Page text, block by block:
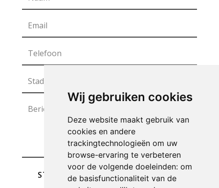
Wij gebruiken cookies
Deze website maakt gebruik van
cookies en andere
trackingtechnologieën om uw
browse-ervaring te verbeteren
voor de volgende doeleinden: om
de basisfunctionaliteit van de
STUREN